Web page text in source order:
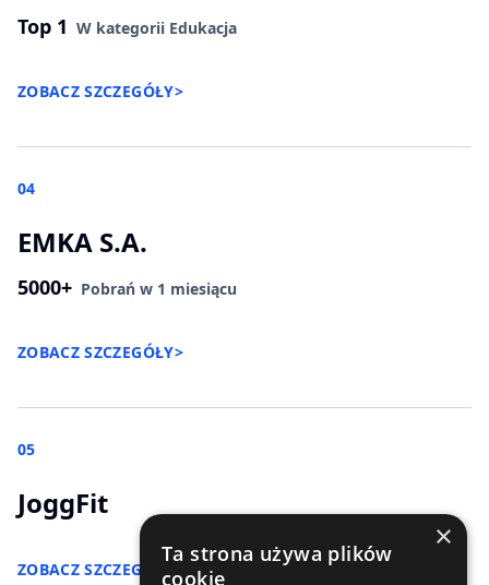
Top 1 W kategorii Edukacja
ZOBACZ SZCZEGÓŁY>
04
EMKA S.A.
5000+ Pobrań w 1 miesiącu
ZOBACZ SZCZEGÓŁY>
05
JoggFit
ZOBACZ SZCZEGÓŁY
×
Ta strona używa plików
cookie